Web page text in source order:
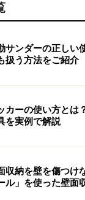
サンダーの正しい
扱う方法をご紹介
カーの使い方とは
を実例で解説
収納を壁を傷つけ
ル」を使った壁面